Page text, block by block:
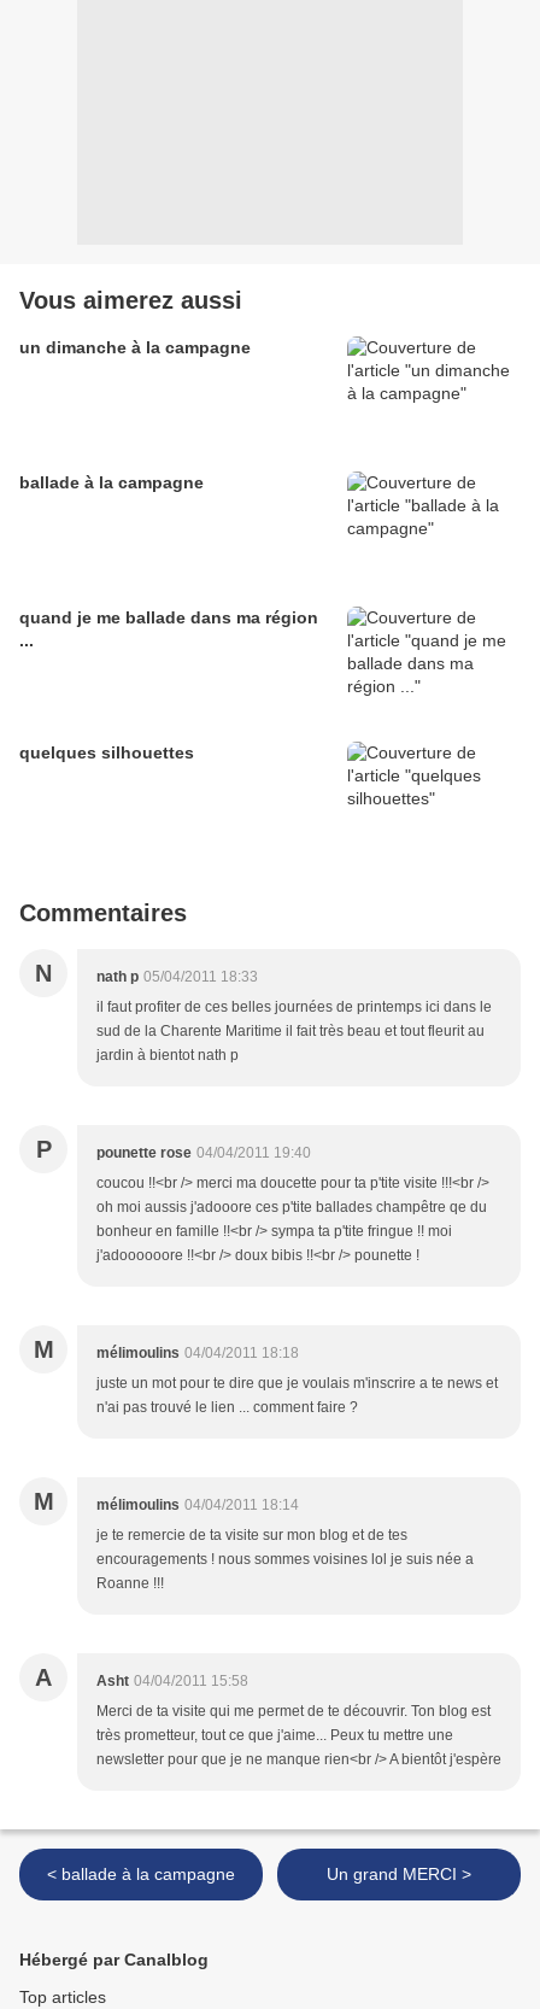
Vous aimerez aussi
un dimanche à la campagne
ballade à la campagne
quand je me ballade dans ma région
...
quelques silhouettes
Commentaires
N nath p 05/04/2011 18:33
il faut profiter de ces belles journées de printemps ici dans le
sud de la Charente Maritime il fait très beau et tout fleurit au
jardin à bientot nath p
P pounette rose 04/04/2011 19:40
coucou !!<br /> merci ma doucette pour ta p'tite visite !!!<br />
oh moi aussis j'adooore ces p'tite ballades champêtre qe du
bonheur en famille !!<br /> sympa ta p'tite fringue !! moi
j'adoooooore !!<br /> doux bibis !!<br /> pounette !
M mélimoulins 04/04/2011 18:18
juste un mot pour te dire que je voulais m'inscrire a te news et
n'ai pas trouvé le lien ... comment faire ?
M mélimoulins 04/04/2011 18:14
je te remercie de ta visite sur mon blog et de tes
encouragements ! nous sommes voisines lol je suis née a
Roanne !!!
A Asht 04/04/2011 15:58
Merci de ta visite qui me permet de te découvrir. Ton blog est
très prometteur, tout ce que j'aime... Peux tu mettre une
newsletter pour que je ne manque rien<br /> A bientôt j'espère
< ballade à la campagne Un grand MERCI >
Hébergé par Canalblog
Top articles